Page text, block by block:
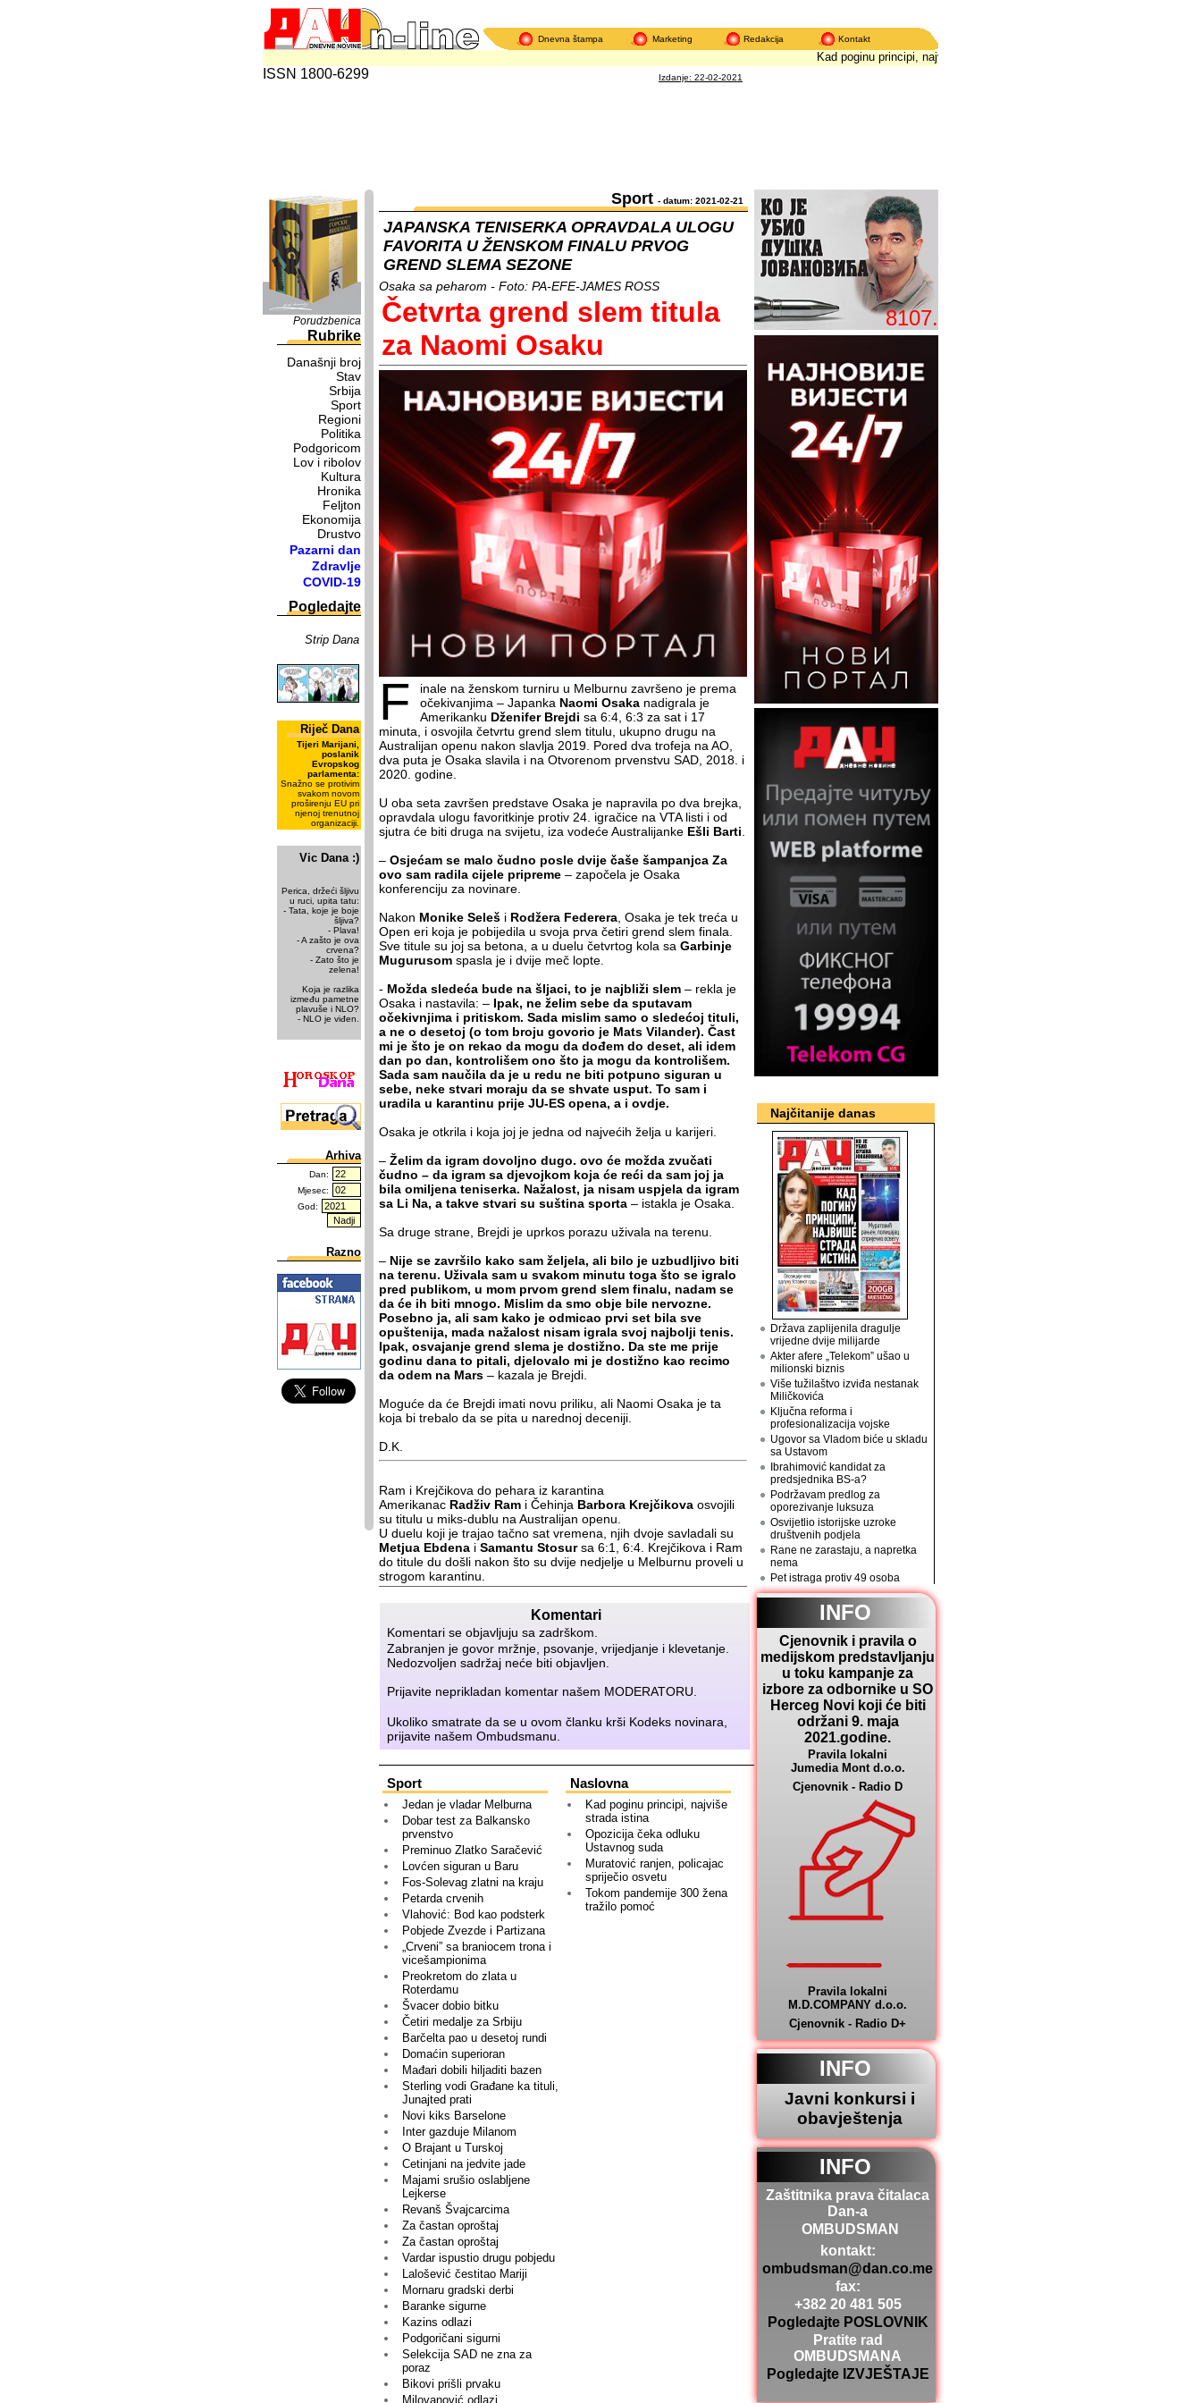
Dnevna štampa Marketing Redakcija Kontakt
Kad poginu principi, najviše strada istina
ISSN 1800-6299 Izdanje: 22-02-2021
Porudzbenica
Rubrike
Današnji broj
Stav
Srbija
Sport
Regioni
Politika
Podgoricom
Lov i ribolov
Kultura
Hronika
Feljton
Ekonomija
Drustvo
Pazarni dan
Zdravlje
COVID-19
Pogledajte
Strip Dana
Riječ Dana
Tijeri Marijani,
poslanik
Evropskog
parlamenta:
Snažno se protivim
svakom novom
proširenju EU pri
njenoj trenutnoj
organizaciji.
Vic Dana :)
Perica, držeći šljivu
u ruci, upita tatu:
- Tata, koje je boje
šljiva?
- Plava!
- A zašto je ova
crvena?
- Zato što je
zelena!
Koja je razlika
između pametne
plavuše i NLO?
- NLO je viđen.
Arhiva
Dan:
Mjesec:
God:
Razno
Sport - datum: 2021-02-21
JAPANSKA TENISERKA OPRAVDALA ULOGU
FAVORITA U ŽENSKOM FINALU PRVOG
GREND SLEMA SEZONE
Osaka sa peharom - Foto: PA-EFE-JAMES ROSS
Četvrta grend slem titula
za Naomi Osaku
F
inale na ženskom turniru u Melburnu završeno je prema
očekivanjima – Japanka Naomi Osaka nadigrala je
Amerikanku Dženifer Brejdi sa 6:4, 6:3 za sat i 17
minuta, i osvojila četvrtu grend slem titulu, ukupno drugu na
Australijan openu nakon slavlja 2019. Pored dva trofeja na AO,
dva puta je Osaka slavila i na Otvorenom prvenstvu SAD, 2018. i
2020. godine.
U oba seta završen predstave Osaka je napravila po dva brejka,
opravdala ulogu favoritkinje protiv 24. igračice na VTA listi i od
sjutra će biti druga na svijetu, iza vodeće Australijanke Ešli Barti
– Osjećam se malo čudno posle dvije čaše šampanjca Za
ovo sam radila cijele pripreme – započela je Osaka
konferenciju za novinare.
Nakon Monike Seleš i Rodžera Federera , Osaka je tek treća u
Open eri koja je pobijedila u svoja prva četiri grend slem finala.
Sve titule su joj sa betona, a u duelu četvrtog kola sa Garbinje
Mugurusom spasla je i dvije meč lopte.
- Možda sledeća bude na šljaci, to je najbliži slem – rekla je
Osaka i nastavila: – Ipak, ne želim sebe da sputavam
očekivnjima i pritiskom. Sada mislim samo o sledećoj tituli,
a ne o desetoj (o tom broju govorio je Mats Vilander). Čast
mi je što je on rekao da mogu da dođem do deset, ali idem
dan po dan, kontrolišem ono što ja mogu da kontrolišem.
Sada sam naučila da je u redu ne biti potpuno siguran u
sebe, neke stvari moraju da se shvate usput. To sam i
uradila u karantinu prije JU-ES opena, a i ovdje.
Osaka je otkrila i koja joj je jedna od najvećih želja u karijeri.
– Želim da igram dovoljno dugo. ovo će možda zvučati
čudno – da igram sa djevojkom koja će reći da sam joj ja
bila omiljena teniserka. Nažalost, ja nisam uspjela da igram
sa Li Na, a takve stvari su suština sporta – istakla je Osaka.
Sa druge strane, Brejdi je uprkos porazu uživala na terenu.
– Nije se završilo kako sam željela, ali bilo je uzbudljivo biti
na terenu. Uživala sam u svakom minutu toga što se igralo
pred publikom, u mom prvom grend slem finalu, nadam se
da će ih biti mnogo. Mislim da smo obje bile nervozne.
Posebno ja, ali sam kako je odmicao prvi set bila sve
opuštenija, mada nažalost nisam igrala svoj najbolji tenis.
Ipak, osvajanje grend slema je dostižno. Da ste me prije
godinu dana to pitali, djelovalo mi je dostižno kao recimo
da odem na Mars – kazala je Brejdi.
Moguće da će Brejdi imati novu priliku, ali Naomi Osaka je ta
koja bi trebalo da se pita u narednoj deceniji.
D.K.
Ram i Krejčikova do pehara iz karantina
Amerikanac Radživ Ram i Čehinja Barbora Krejčikova osvojili
su titulu u miks-dublu na Australijan openu.
U duelu koji je trajao tačno sat vremena, njih dvoje savladali su
Metjua Ebdena i Samantu Stosursa 6:1, 6:4. Krejčikova i Ram
do titule du došli nakon što su dvije nedjelje u Melburnu proveli u
strogom karantinu.
Komentari
Komentari se objavljuju sa zadrškom.
Zabranjen je govor mržnje, psovanje, vrijedjanje i klevetanje.
Nedozvoljen sadržaj neće biti objavljen.
Prijavite neprikladan komentar našem MODERATORU
Ukoliko smatrate da se u ovom članku krši Kodeks novinara,
prijavite našemOmbudsmanu
Sport
Jedan je vladar Melburna
Dobar test za Balkansko
prvenstvo
Preminuo Zlatko Saračević
Lovćen siguran u Baru
Fos-Solevag zlatni na kraju
Petarda crvenih
Vlahović: Bod kao podsterk
Pobjede Zvezde i Partizana
„Crveni” sa braniocem trona i
vicešampionima
Preokretom do zlata u
Roterdamu
Švacer dobio bitku
Četiri medalje za Srbiju
Barčelta pao u desetoj rundi
Domaćin superioran
Mađari dobili hiljaditi bazen
Sterling vodi Građane ka tituli,
Junajted prati
Novi kiks Barselone
Inter gazduje Milanom
O Brajant u Turskoj
Cetinjani na jedvite jade
Majami srušio oslabljene
Lejkerse
Revanš Švajcarcima
Za častan oproštaj
Za častan oproštaj
Vardar ispustio drugu pobjedu
Lalošević čestitao Mariji
Mornaru gradski derbi
Baranke sigurne
Kazins odlazi
Podgoričani sigurni
Selekcija SAD ne zna za
poraz
Bikovi prišli prvaku
Milovanović odlazi
Naslovna
Kad poginu principi, najviše
strada istina
Opozicija čeka odluku
Ustavnog suda
Muratović ranjen, policajac
spriječio osvetu
Tokom pandemije 300 žena
tražilo pomoć
8107.
Najčitanije danas
Država zaplijenila dragulje
vrijedne dvije milijarde
Akter afere „Telekom” ušao u
milionski biznis
Više tužilaštvo izviđa nestanak
Miličkovića
Ključna reforma i
profesionalizacija vojske
Ugovor sa Vladom biće u skladu
sa Ustavom
Ibrahimović kandidat za
predsjednika BS-a?
Podržavam predlog za
oporezivanje luksuza
Osvijetlio istorijske uzroke
društvenih podjela
Rane ne zarastaju, a napretka
nema
Pet istraga protiv 49 osoba
INFO
Cjenovnik i pravila o
medijskom predstavljanju
u toku kampanje za
izbore za odbornike u SO
Herceg Novi koji će biti
održani 9. maja
2021.godine.
Pravila lokalni
Jumedia Mont d.o.o.
Cjenovnik - Radio D
Pravila lokalni
M.D.COMPANY d.o.o.
Cjenovnik - Radio D+
INFO
Javni konkursi i
obavještenja
INFO
Zaštitnika prava čitalaca
Dan-a
OMBUDSMAN
kontakt:
ombudsman@dan.co.me
fax:
+382 20 481 505
Pogledajte POSLOVNIK
Pratite rad
OMBUDSMANA
Pogledajte IZVJEŠTAJE